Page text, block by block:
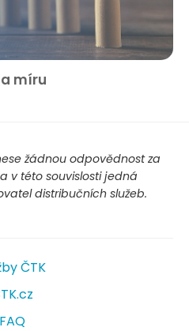
míru
žádnou odpovědnost za
v této souvislosti jedná
distribučních služeb.
ČTK
FAQ